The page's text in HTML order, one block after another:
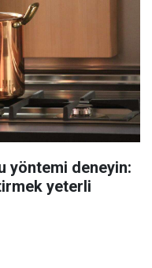
yöntemi deneyin:
yeterli